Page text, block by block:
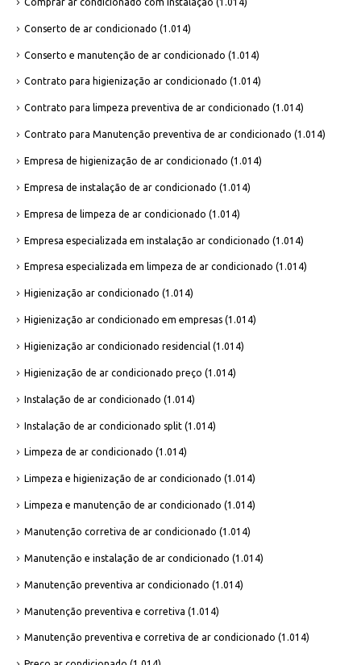
Conserto de ar condicionado (1.014)
Conserto e manutenção de ar condicionado (1.014)
Contrato para higienização ar condicionado (1.014)
Contrato para limpeza preventiva de ar condicionado (1.014)
Contrato para Manutenção preventiva de ar condicionado (1.014)
Empresa de higienização de ar condicionado (1.014)
Empresa de instalação de ar condicionado (1.014)
Empresa de limpeza de ar condicionado (1.014)
Empresa especializada em instalação ar condicionado (1.014)
Empresa especializada em limpeza de ar condicionado (1.014)
Higienização ar condicionado (1.014)
Higienização ar condicionado em empresas (1.014)
Higienização ar condicionado residencial (1.014)
Higienização de ar condicionado preço (1.014)
Instalação de ar condicionado (1.014)
Instalação de ar condicionado split (1.014)
Limpeza de ar condicionado (1.014)
Limpeza e higienização de ar condicionado (1.014)
Limpeza e manutenção de ar condicionado (1.014)
Manutenção corretiva de ar condicionado (1.014)
Manutenção e instalação de ar condicionado (1.014)
Manutenção preventiva ar condicionado (1.014)
Manutenção preventiva e corretiva (1.014)
Manutenção preventiva e corretiva de ar condicionado (1.014)